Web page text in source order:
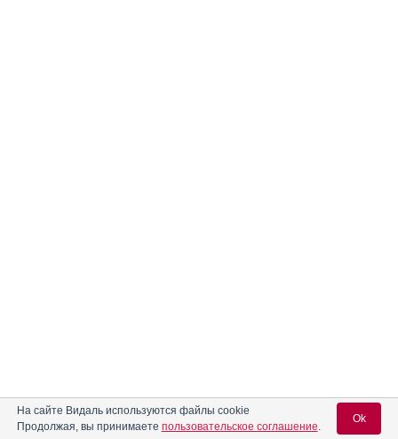
На сайте Видаль используются файлы cookie
Продолжая, вы принимаете пользовательское соглашение.
Ok